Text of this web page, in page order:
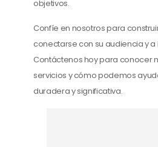
objetivos.
Confíe en nosotros para
conectarse con su audiencia y
Contáctenos hoy para conocer
servicios y cómo podemos
duradera y significativa.